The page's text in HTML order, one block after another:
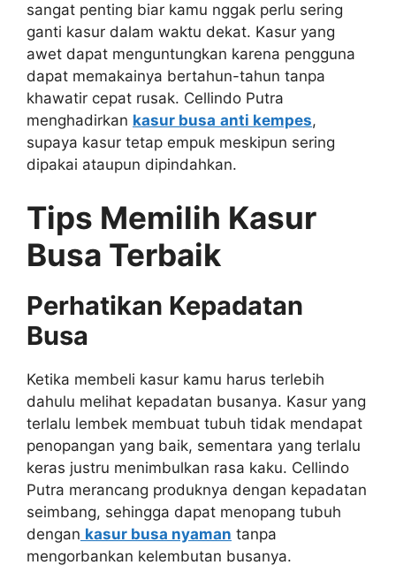
sangat penting biar kamu nggak perlu sering
ganti kasur dalam waktu dekat. Kasur yang
awet dapat menguntungkan karena pengguna
dapat memakainya bertahun-tahun tanpa
khawatir cepat rusak. Cellindo Putra
menghadirkan kasur busa anti kempes,
supaya kasur tetap empuk meskipun sering
dipakai ataupun dipindahkan.
Tips Memilih Kasur
Busa Terbaik
Perhatikan Kepadatan
Busa
Ketika membeli kasur kamu harus terlebih
dahulu melihat kepadatan busanya. Kasur yang
terlalu lembek membuat tubuh tidak mendapat
penopangan yang baik, sementara yang terlalu
keras justru menimbulkan rasa kaku. Cellindo
Putra merancang produknya dengan kepadatan
seimbang, sehingga dapat menopang tubuh
dengan kasur busa nyaman tanpa
mengorbankan kelembutan busanya.